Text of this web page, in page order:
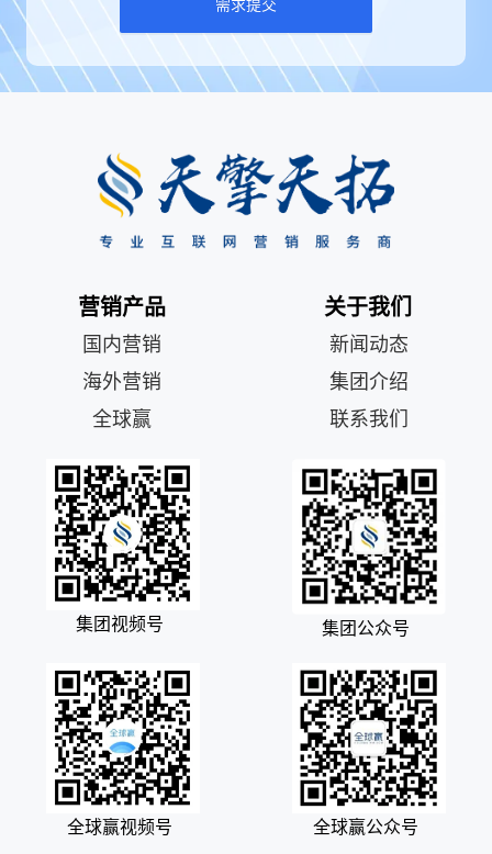
需求提交
营销产品
国内营销
海外营销
全球赢
关于我们
新闻动态
集团介绍
联系我们
集团视频号 集团公众号
全球赢视频号 全球赢公众号